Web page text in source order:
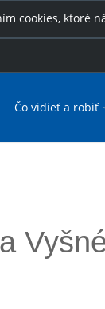
cookies, ktoré
Čo vidieť a robiť